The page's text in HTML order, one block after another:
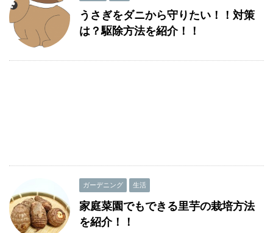
うさぎをダニから守りたい！！対策
は？駆除方法を紹介！！
ガーデニング 生活
家庭菜園でもできる里芋の栽培方法
を紹介！！